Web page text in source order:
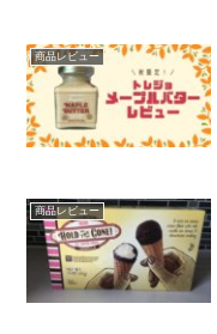
商品レビュー
商品レビュー